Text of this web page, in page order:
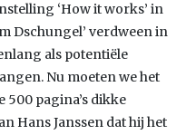
‘How it works’ in
Dschungel’ verdween in
als potentiële
Nu moeten we het
500 pagina’s dikke
Hans Janssen dat hij het